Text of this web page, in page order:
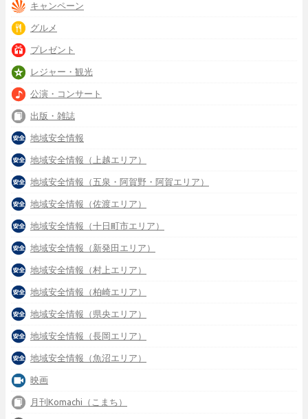
キャンペーン
グルメ
プレゼント
レジャー・観光
公演・コンサート
出版・雑誌
地域安全情報
地域安全情報（上越エリア）
地域安全情報（五泉・阿賀野・阿賀エリア）
地域安全情報（佐渡エリア）
地域安全情報（十日町市エリア）
地域安全情報（新発田エリア）
地域安全情報（村上エリア）
地域安全情報（柏崎エリア）
地域安全情報（県央エリア）
地域安全情報（長岡エリア）
地域安全情報（魚沼エリア）
映画
月刊Komachi（こまち）